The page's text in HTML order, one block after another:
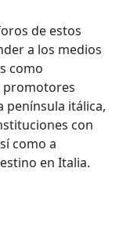
de estos
a los medios
como
promotores
península itálica,
con
como a
en Italia.